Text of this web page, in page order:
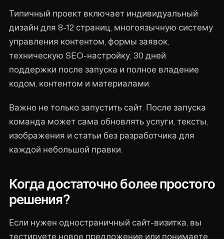
Типичный проект включает индивидуальный
дизайн для 8-12 страниц, многоязычную систему
управления контентом, формы заявок,
техническую SEO-настройку, 30 дней
поддержки после запуска и полное владение
кодом, контентом и материалами.
Важно не только запустить сайт. После запуска
команда может сама обновлять услуги, тексты,
изображения и статьи без разработчика для
каждой небольшой правки.
Когда достаточно более простого
решения?
Если нужен одностраничный сайт-визитка, вы
тестируете новое предложение или понимаете,